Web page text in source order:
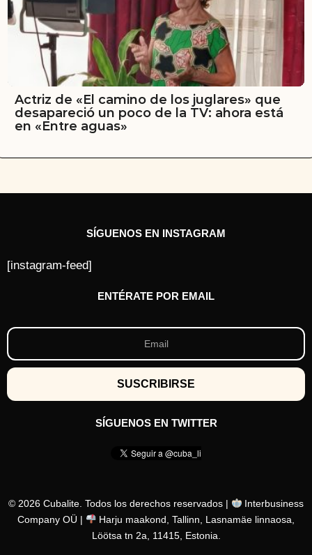
Actriz de «El camino de los juglares» que
desapareció un poco de la TV: ahora está
en «Entre aguas»
SÍGUENOS EN INSTAGRAM
[instagram-feed]
ENTÉRATE POR EMAIL
SÍGUENOS EN TWITTER
© 2026 Cubalite. Todos los derechos reservados |
Interbusiness
Company OÜ |
Harju maakond, Tallinn, Lasnamäe linnaosa,
Löötsa tn 2a, 11415, Estonia.